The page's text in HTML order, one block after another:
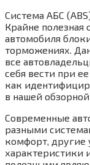
Система АБС
Крайне полезная
автомобиля
торможениях.
все
себя вести при
как
в нашей обзорной
Современные
разными
комфорт, другие
характеристики